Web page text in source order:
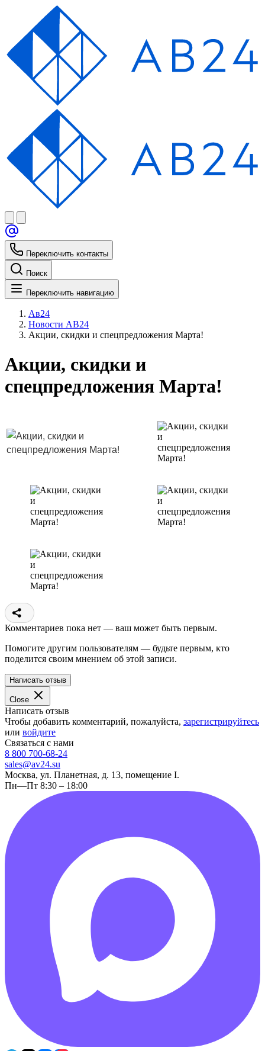
Переключить контакты
Поиск
Переключить навигацию
Ав24
Новости АВ24
Акции, скидки и спецпредложения Марта!
Акции, скидки и
спецпредложения Марта!
Комментариев пока нет — ваш может быть первым.
Помогите другим пользователям — будьте первым, кто
поделится своим мнением об этой записи.
Написать отзыв
Close
Написать отзыв
Чтобы добавить комментарий, пожалуйста, зарегистрируйтесь
или войдите
Связаться с нами
8 800 700-68-24
sales@av24.su
Москва, ул. Планетная, д. 13, помещение I.
Пн—Пт 8:30 – 18:00